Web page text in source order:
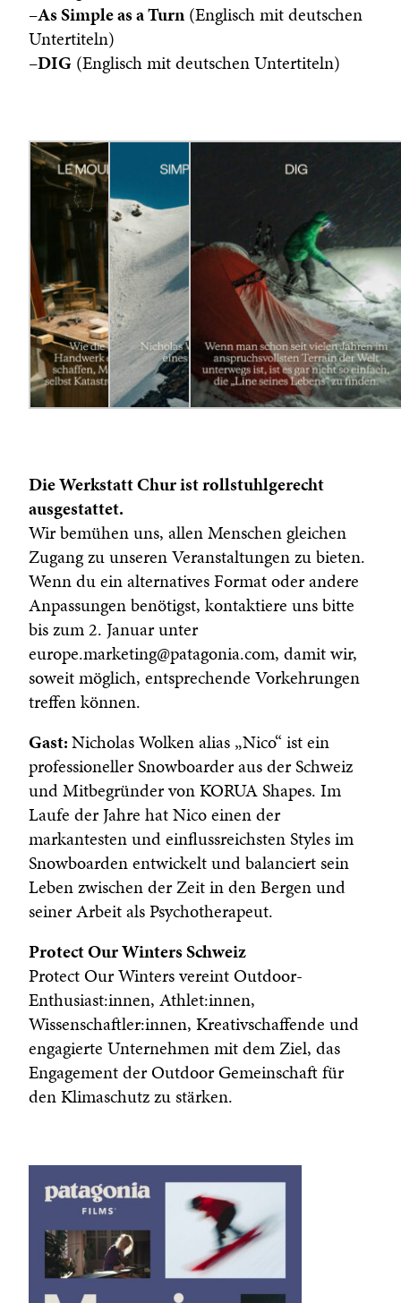
–As Simple as a Turn(Englisch mit deutschen
Untertiteln)
–DIG (Englisch mit deutschen Untertiteln)
Die Werkstatt Chur ist rollstuhlgerecht
ausgestattet.
Wir bemühen uns, allen Menschen gleichen
Zugang zu unseren Veranstaltungen zu bieten.
Wenn du ein alternatives Format oder andere
Anpassungen benötigst, kontaktiere uns bitte
bis zum 2. Januar unter
europe.marketing@patagonia.com, damit wir,
soweit möglich, entsprechende Vorkehrungen
treffen können.
Gast:Nicholas Wolken alias „Nico“ ist ein
professioneller Snowboarder aus der Schweiz
und Mitbegründer von KORUA Shapes. Im
Laufe der Jahre hat Nico einen der
markantesten und einflussreichsten Styles im
Snowboarden entwickelt und balanciert sein
Leben zwischen der Zeit in den Bergen und
seiner Arbeit als Psychotherapeut.
Protect Our Winters Schweiz
Protect Our Winters vereint Outdoor-
Enthusiast:innen, Athlet:innen,
Wissenschaftler:innen, Kreativschaffende und
engagierte Unternehmen mit dem Ziel, das
Engagement der Outdoor Gemeinschaft für
den Klimaschutz zu stärken.